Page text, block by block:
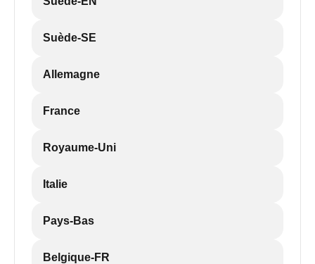
Suède-SE
Allemagne
France
Royaume-Uni
Italie
Pays-Bas
Belgique-FR